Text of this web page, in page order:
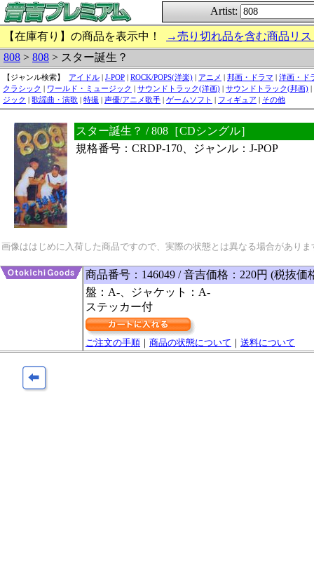
Artist:
【在庫有り】の商品を表示中！
→売り切れ品を含む商品リ
808 > 808 > スター誕生？
【ジャンル検索】 アイドル | J-POP | ROCK/POPS(洋楽) | アニメ | 邦画・ドラマ | 洋画・ド
クラシック | ワールド・ミュージック | サウンドトラック(洋画) | サウンドトラック(邦画) |
ジック | 歌謡曲・演歌 | 特撮 | 声優/アニメ歌手 | ゲームソフト | フィギュア | その他
スター誕生？ / 808［CDシングル］
規格番号：CRDP-170、ジャンル：J-POP
画像ははじめに入荷した商品ですので、実際の状態とは異なる場合があり
商品番号：146049 / 音吉価格：220円 (税抜価
盤：A-、ジャケット：A-
ステッカー付
ご注文の手順 ｜ 商品の状態について ｜ 送料について